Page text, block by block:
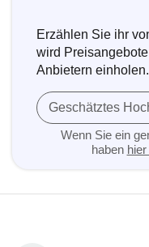
Erzählen Sie ihr
wird
Anbietern einholen.
Geschätztes
Wenn Sie ein
haben